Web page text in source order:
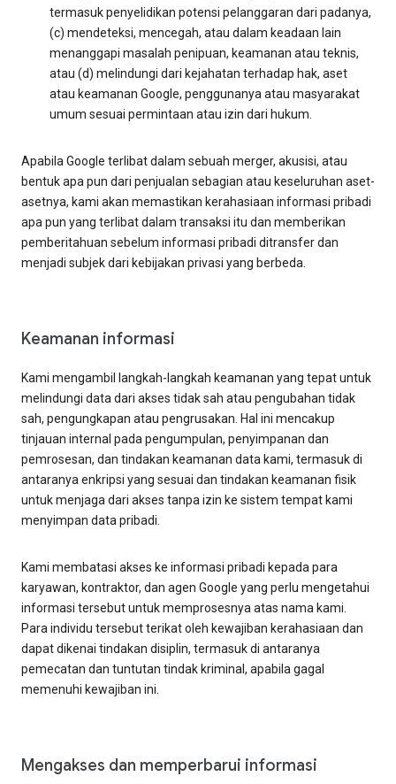
termasuk penyelidikan potensi pelanggaran dari padanya,
(c) mendeteksi, mencegah, atau dalam keadaan lain
menanggapi masalah penipuan, keamanan atau teknis,
atau (d) melindungi dari kejahatan terhadap hak, aset
atau keamanan Google, penggunanya atau masyarakat
umum sesuai permintaan atau izin dari hukum.
Apabila Google terlibat dalam sebuah merger, akusisi, atau
bentuk apa pun dari penjualan sebagian atau keseluruhan aset-
asetnya, kami akan memastikan kerahasiaan informasi pribadi
apa pun yang terlibat dalam transaksi itu dan memberikan
pemberitahuan sebelum informasi pribadi ditransfer dan
menjadi subjek dari kebijakan privasi yang berbeda.
Keamanan informasi
Kami mengambil langkah-langkah keamanan yang tepat untuk
melindungi data dari akses tidak sah atau pengubahan tidak
sah, pengungkapan atau pengrusakan. Hal ini mencakup
tinjauan internal pada pengumpulan, penyimpanan dan
pemrosesan, dan tindakan keamanan data kami, termasuk di
antaranya enkripsi yang sesuai dan tindakan keamanan fisik
untuk menjaga dari akses tanpa izin ke sistem tempat kami
menyimpan data pribadi.
Kami membatasi akses ke informasi pribadi kepada para
karyawan, kontraktor, dan agen Google yang perlu mengetahui
informasi tersebut untuk memprosesnya atas nama kami.
Para individu tersebut terikat oleh kewajiban kerahasiaan dan
dapat dikenai tindakan disiplin, termasuk di antaranya
pemecatan dan tuntutan tindak kriminal, apabila gagal
memenuhi kewajiban ini.
Mengakses dan memperbarui informasi